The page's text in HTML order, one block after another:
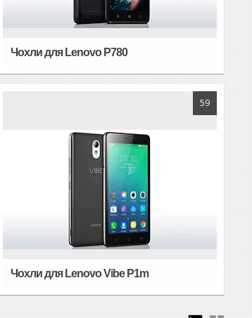
Чохли для Lenovo P780
59
Чохли для Lenovo Vibe P1m